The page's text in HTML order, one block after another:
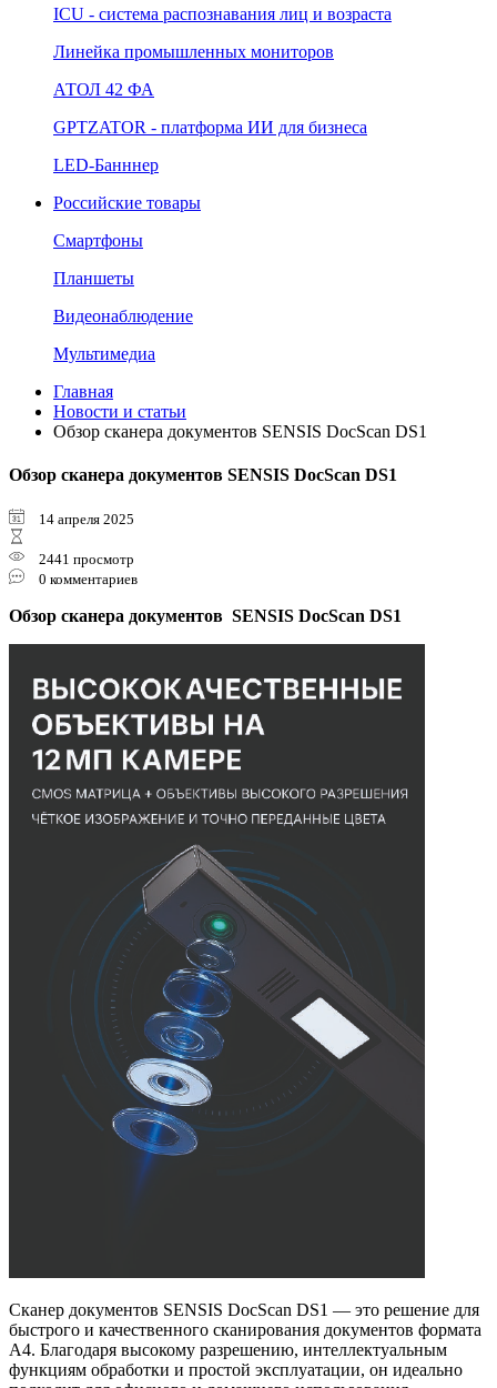
ICU - система распознавания лиц и возраста
Линейка промышленных мониторов
АТОЛ 42 ФА
GPTZATOR - платформа ИИ для бизнеса
LED-Банннер
Российские товары
Смартфоны
Планшеты
Видеонаблюдение
Мультимедиа
Главная
Новости и статьи
Обзор сканера документов SENSIS DocScan DS1
Обзор сканера документов SENSIS DocScan DS1
14 апреля 2025
2441 просмотр
0 комментариев
Обзор сканера документов SENSIS DocScan DS1
Сканер документов SENSIS DocScan DS1 — это решение для
быстрого и качественного сканирования документов формата
A4. Благодаря высокому разрешению, интеллектуальным
функциям обработки и простой эксплуатации, он идеально